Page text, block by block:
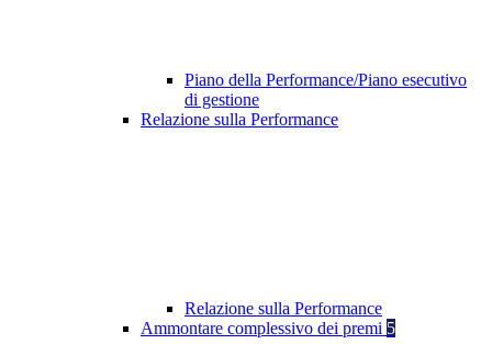
Piano della Performance/Piano esecutivo
di gestione
Relazione sulla Performance
Relazione sulla Performance
Ammontare complessivo dei premi 5